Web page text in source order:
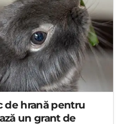
de hrană pentru
un grant de